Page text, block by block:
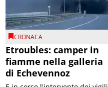
CRONACA
Etroubles: camper in
fiamme nella galleria
di Echevennoz